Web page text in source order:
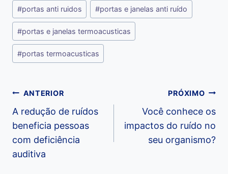
#portas anti ruidos #portas e janelas anti ruído
#portas e janelas termoacusticas
#portas termoacusticas
Navegação
de
Post
ANTERIOR
A redução de ruídos
beneficia pessoas
com deficiência
auditiva
PRÓXIMO
Você conhece os
impactos do ruído no
seu organismo?